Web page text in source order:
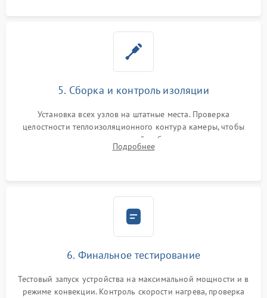
5. Сборка и контроль изоляции
Установка всех узлов на штатные места. Проверка
целостности теплоизоляционного контура камеры, чтобы
исключить перегрев кухонной мебели и потерю тепла.
Надежная фиксация клемм и сборка корпуса шкафа.
Подробнее
6. Финальное тестирование
Тестовый запуск устройства на максимальной мощности и в
режиме конвекции. Контроль скорости нагрева, проверка